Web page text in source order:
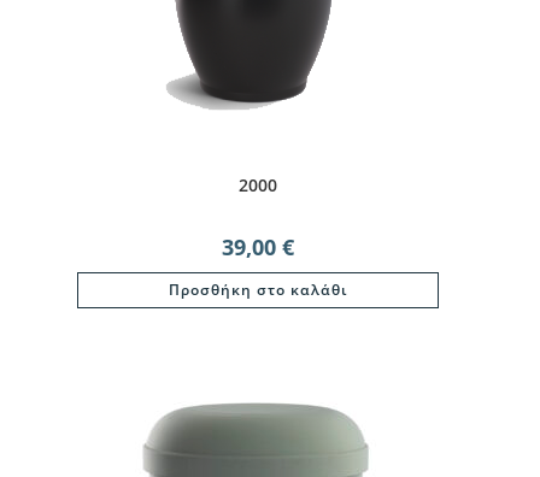
2000
39,00 €
Προσθήκη στο καλάθι